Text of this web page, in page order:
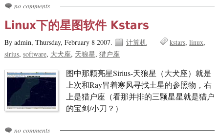
no comments
Linux下的星图软件 Kstars
By admin, Thursday, February 8 2007. 计算机 kstars linux
sirius software 大犬座 天狼星 猎户座
图中那颗亮星Sirius-天狼星（大犬座）就是
上次和Ray冒着寒风寻找土星的参照物，右
上是猎户座（看那并排的三颗星星就是猎户
的宝剑/小刀？）
no comments